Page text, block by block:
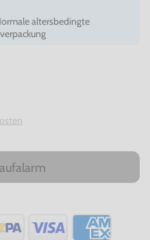
altersbedingte